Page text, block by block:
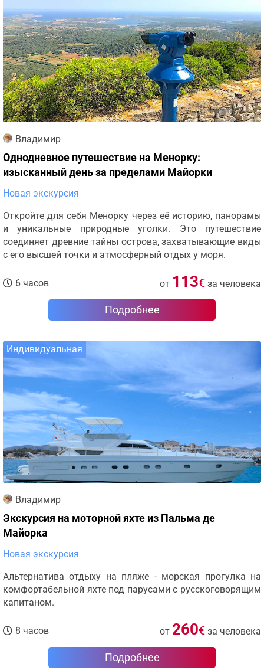
Владимир
Однодневное путешествие на Менорку:
изысканный день за пределами Майорки
Новая экскурсия
Откройте для себя Менорку через её историю, панорамы
и уникальные природные уголки. Это путешествие
соединяет древние тайны острова, захватывающие виды
с его высшей точки и атмосферный отдых у моря.
6 часов от 113€ за человека
Подробнее
Индивидуальная
Владимир
Экскурсия на моторной яхте из Пальма де
Майорка
Новая экскурсия
Альтернатива отдыху на пляже - морская прогулка на
комфортабельной яхте под парусами с русскоговорящим
капитаном.
8 часов от 260€ за человека
Подробнее